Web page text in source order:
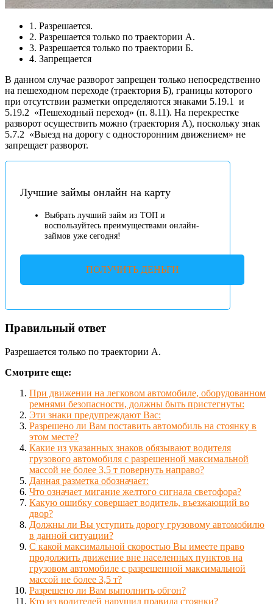
1. Разрешается.
2. Разрешается только по траектории А.
3. Разрешается только по траектории Б.
4. Запрещается
В данном случае разворот запрещен только непосредственно
на пешеходном переходе (траектория Б), границы которого
при отсутствии разметки определяются знаками 5.19.1
и
5.19.2 «Пешеходный переход» (п. 8.11). На перекрестке
разворот осуществить можно (траектория А), поскольку знак
5.7.2 «Выезд на дорогу с односторонним движением» не
запрещает разворот.
Лучшие займы онлайн на карту
Выбрать лучший займ из ТОП и
воспользуйтесь преимуществами онлайн-
займов уже сегодня!
ПОЛУЧИТЬ ДЕНЬГИ
Правильный ответ
Разрешается только по траектории А.
Смотрите еще:
При движении на легковом автомобиле, оборудованном
ремнями безопасности, должны быть пристегнуты:
Эти знаки предупреждают Вас:
Разрешено ли Вам поставить автомобиль на стоянку в
этом месте?
Какие из указанных знаков обязывают водителя
грузового автомобиля с разрешенной максимальной
массой не более 3,5 т повернуть направо?
Данная разметка обозначает:
Что означает мигание желтого сигнала светофора?
Какую ошибку совершает водитель, въезжающий во
двор?
Должны ли Вы уступить дорогу грузовому автомобилю
в данной ситуации?
С какой максимальной скоростью Вы имеете право
продолжить движение вне населенных пунктов на
грузовом автомобиле с разрешенной максимальной
массой не более 3,5 т?
Разрешено ли Вам выполнить обгон?
Кто из водителей нарушил правила стоянки?